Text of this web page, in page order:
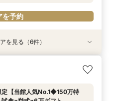
を予約
完全貸切料亭W◆和も洋も叶う
400年の歴史が彩る石舞台挙式
30分程度
ア》お子様の代わりに会場見学
〜
OK！会食会検討カップルへ】
☆10名69万円～​ 老舗料亭
30分程度
で選ばれたおもてなしで満足
和牛×オマール4万9品コース
30分程度
必見】料亭の会席料理試食付
〜
ア参加】オンライン会場見学
程・人数未定の相談も歓迎!
15:30〜
を見る（6件）
定【当館人気No.1◆150万特